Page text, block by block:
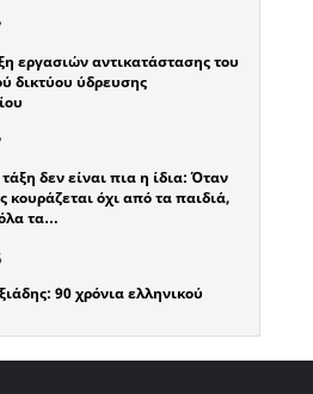
εργασιών αντικατάστασης του
δικτύου ύδρευσης
δεν είναι πια η ίδια: Όταν
κουράζεται όχι από τα παιδιά,
τα…
90 χρόνια ελληνικού